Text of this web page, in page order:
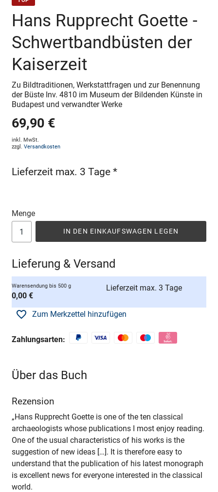
Hans Rupprecht Goette -
Schwertbandbüsten der
Kaiserzeit
Zu Bildtraditionen, Werkstattfragen und zur Benennung
der Büste Inv. 4810 im Museum der Bildenden Künste in
Budapest und verwandter Werke
69,90 €
inkl. MwSt.
zzgl. Versandkosten
Lieferzeit max. 3 Tage *
Menge
IN DEN EINKAUFSWAGEN LEGEN
Lieferung & Versand
Warensendung bis 500 g
0,00 €
Lieferzeit max. 3 Tage
Zum Merkzettel hinzufügen
Zahlungsarten:
Über das Buch
Rezension
„Hans Rupprecht Goette is one of the ten classical
archaeologists whose publications I most enjoy reading.
One of the usual characteristics of his works is the
suggestion of new ideas […]. It is therefore easy to
understand that the publication of his latest monograph
is excellent news for everyone interested in the classical
world.